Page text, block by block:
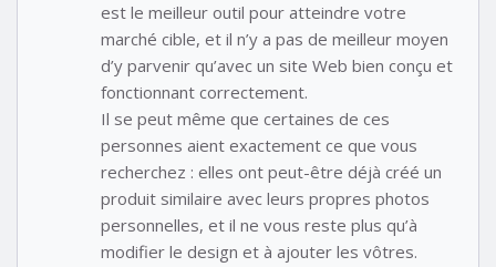
est le meilleur outil pour atteindre votre
marché cible, et il n’y a pas de meilleur moyen
d’y parvenir qu’avec un site Web bien conçu et
fonctionnant correctement.
Il se peut même que certaines de ces
personnes aient exactement ce que vous
recherchez : elles ont peut-être déjà créé un
produit similaire avec leurs propres photos
personnelles, et il ne vous reste plus qu’à
modifier le design et à ajouter les vôtres.